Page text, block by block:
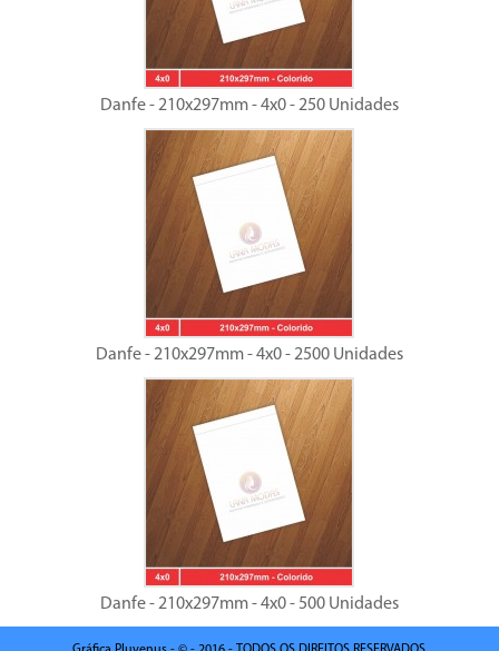
Danfe - 210x297mm - 4x0 - 250 Unidades
Danfe - 210x297mm - 4x0 - 2500 Unidades
Danfe - 210x297mm - 4x0 - 500 Unidades